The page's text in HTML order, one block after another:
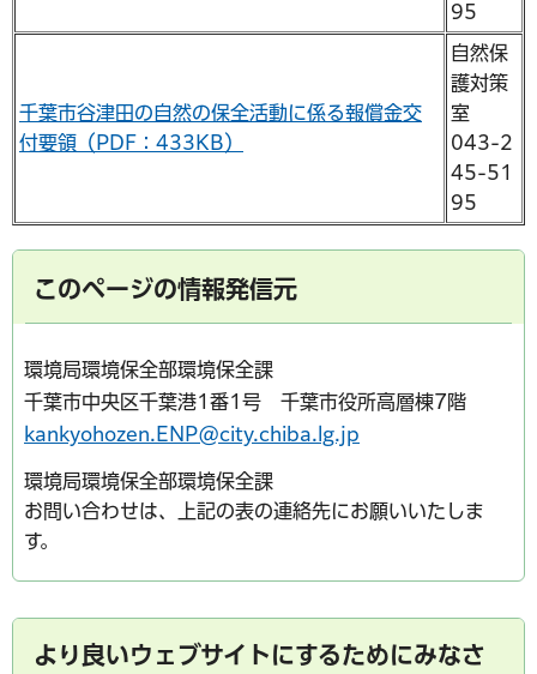
95
千葉市谷津田の自然の保全活動に係る報償金交
付要領（PDF：433KB）
自然保
護対策
室
043-2
45-51
95
このページの情報発信元
環境局環境保全部環境保全課
千葉市中央区千葉港1番1号 千葉市役所高層棟7階
kankyohozen.ENP@city.chiba.lg.jp
環境局環境保全部環境保全課
お問い合わせは、上記の表の連絡先にお願いいたしま
す。
より良いウェブサイトにするためにみなさ